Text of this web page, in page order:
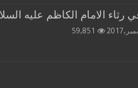
رثاء الامام الكاظم عليه
59,851